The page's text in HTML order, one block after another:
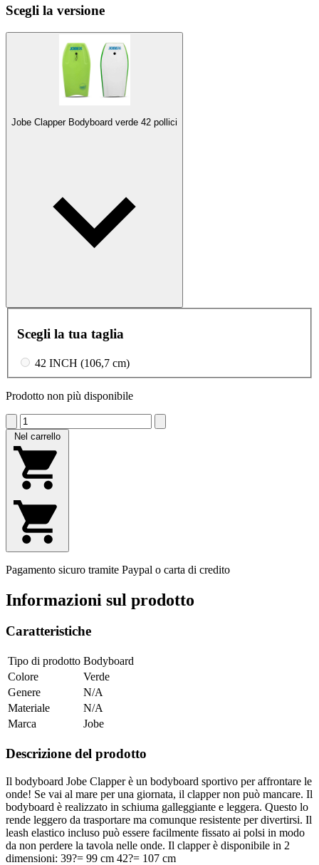
Scegli la versione
Jobe Clapper Bodyboard verde 42 pollici
Scegli la tua taglia
42 INCH (106,7 cm)
Prodotto non più disponibile
Nel carrello
Pagamento sicuro tramite Paypal o carta di credito
Informazioni sul prodotto
Caratteristiche
Tipo di prodotto Bodyboard
Colore
Verde
Genere
N/A
Materiale
N/A
Marca
Jobe
Descrizione del prodotto
Il bodyboard Jobe Clapper è un bodyboard sportivo per affrontare le
onde! Se vai al mare per una giornata, il clapper non può mancare. Il
bodyboard è realizzato in schiuma galleggiante e leggera. Questo lo
rende leggero da trasportare ma comunque resistente per divertirsi. Il
leash elastico incluso può essere facilmente fissato ai polsi in modo
da non perdere la tavola nelle onde. Il clapper è disponibile in 2
dimensioni: 39?= 99 cm 42?= 107 cm